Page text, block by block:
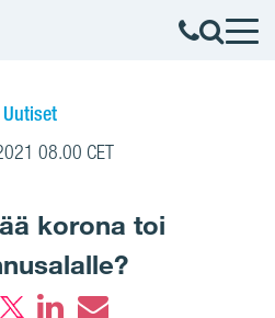
Uutiset
08.00 CET
korona toi